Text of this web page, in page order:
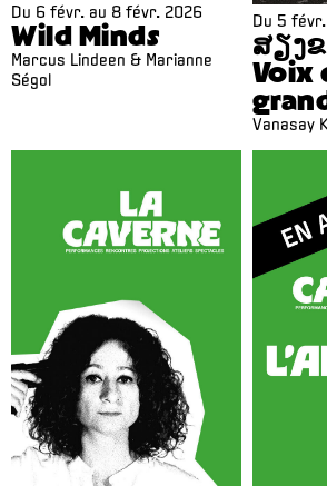
Du 6 févr. au 8 févr. 2026
Wild Minds
Marcus Lindeen & Marianne
Ségol
Du 5 févr.
ສຽງ
Voix
Vanasay